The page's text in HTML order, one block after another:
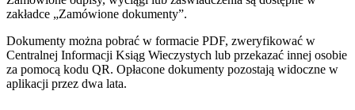
zakładce „Zamówione dokumenty”.
Dokumenty można pobrać w formacie PDF, zweryfikować w
Centralnej Informacji Ksiąg Wieczystych lub przekazać innej osobie
za pomocą kodu QR. Opłacone dokumenty pozostają widoczne w
aplikacji przez dwa lata.